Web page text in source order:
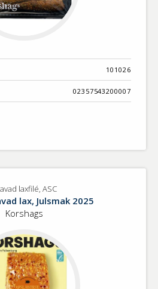
101026
02357543200007
laxfilé, ASC
lax, Julsmak 2025
Korshags